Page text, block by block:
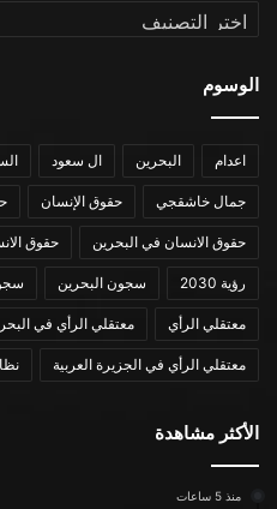
التصنيفات
الوسوم
اعدام البحرين ال سعود
جمال خاشقجي حقوق الإنسان
حقوق الانسان في البحرين حقوق
رؤية 2030 سجون البحرين
معتقلي الرأي معتقلي الرأي في
معتقلي الرأي في الجزيرة العربية
الأكثر مشاهدة
منذ 5 ساعات